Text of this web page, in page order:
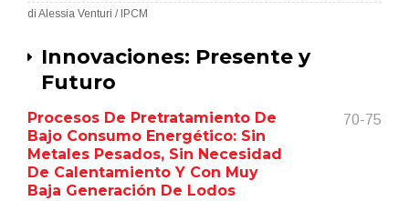
di Alessia Venturi / IPCM
Innovaciones: Presente y
Futuro
Procesos De Pretratamiento De
Bajo Consumo Energético: Sin
Metales Pesados, Sin Necesidad
De Calentamiento Y Con Muy
Baja Generación De Lodos
70-75